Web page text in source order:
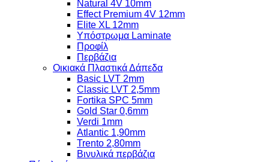
Natural 4V 10mm
Effect Premium 4V 12mm
Elite XL 12mm
Υπόστρωμα Laminate
Προφίλ
Περβάζια
Οικιακά Πλαστικά Δάπεδα
Basic LVT 2mm
Classic LVT 2,5mm
Fortika SPC 5mm
Gold Star 0,6mm
Verdi 1mm
Atlantic 1,90mm
Trento 2,80mm
Βινυλικά περβάζια